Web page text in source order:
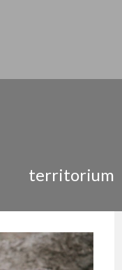
territorium